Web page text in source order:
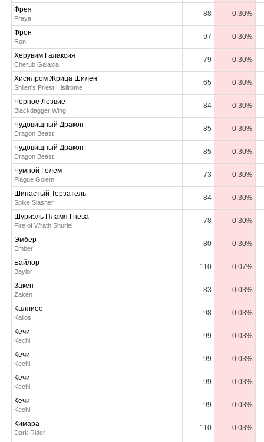
Фрея
Freya
88 0.30%
Фрон
Ron
97 0.30%
Херувим Галаксия
Cherub Galaxia
79 0.30%
Хисилром Жрица Шилен
Shilen's Priest Hisilrome
65 0.30%
Черное Лезвие
Blackdagger Wing
84 0.30%
Чудовищный Дракон
Dragon Beast
85 0.30%
Чудовищный Дракон
Dragon Beast
85 0.30%
Чумной Голем
Plague Golem
73 0.30%
Шипастый Терзатель
Spike Slasher
84 0.30%
Шуриэль Пламя Гнева
Fire of Wrath Shuriel
78 0.30%
Эмбер
Ember
80 0.30%
Байлор
Baylor
110 0.07%
Закен
Zaken
83 0.03%
Каллиос
Kalios
98 0.03%
Кечи
Kechi
99 0.03%
Кечи
Kechi
99 0.03%
Кечи
Kechi
99 0.03%
Кечи
Kechi
99 0.03%
Кимара
Dark Rider
110 0.03%